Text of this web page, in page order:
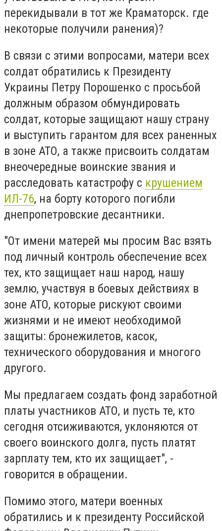
перекидывали в тот же Краматорск. где
некоторые получили ранения)?
В связи с этими вопросами, матери всех
солдат обратились к Президенту
Украины Петру Порошенко с просьбой
должным образом обмундировать
солдат, которые защищают нашу страну
и выступить гарантом для всех раненных
в зоне АТО, а также присвоить солдатам
внеочередные воинские звания и
расследовать катастрофу с крушением
ИЛ-76, на борту которого погибли
днепропетровские десантники.
"От имени матерей мы просим Вас взять
под личный контроль обеспечение всех
тех, кто защищает наш народ, нашу
землю, участвуя в боевых действиях в
зоне АТО, которые рискуют своими
жизнями и не имеют необходимой
защиты: бронежилетов, касок,
технического оборудования и многого
другого.
Мы предлагаем создать фонд заработной
платы участников АТО, и пусть те, кто
сегодня отсиживаются, уклоняются от
своего воинского долга, пусть платят
зарплату тем, кто их защищает", -
говорится в обращении.
Помимо этого, матери военных
обратились и к президенту Российской